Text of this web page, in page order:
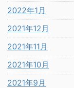
2022年1月
2021年12月
2021年11月
2021年10月
2021年9月